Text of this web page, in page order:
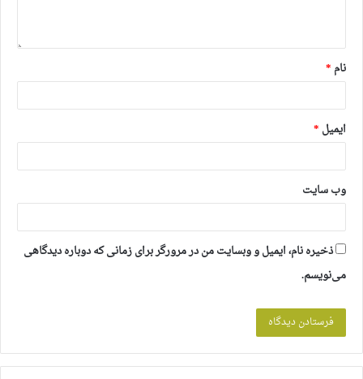
نام *
ایمیل *
وب‌ سایت
ذخیره نام، ایمیل و وبسایت من در مرورگر برای زمانی که دوباره دیدگاهی
می‌نویسم.